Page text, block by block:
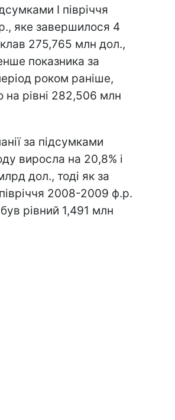
I півріччя
яке завершилося 4
275,765 млн дол.,
показника за
роком раніше,
на рівні 282,506 млн
за підсумками
виросла на 20,8% і
дол., тоді як за
2008-2009 ф.р.
рівний 1,491 млн